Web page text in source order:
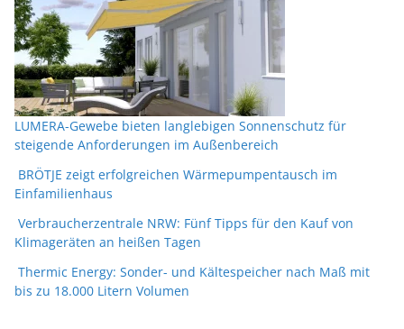
LUMERA-Gewebe bieten langlebigen Sonnenschutz für
steigende Anforderungen im Außenbereich
BRÖTJE zeigt erfolgreichen Wärmepumpentausch im
Einfamilienhaus
Verbraucherzentrale NRW: Fünf Tipps für den Kauf von
Klimageräten an heißen Tagen
Thermic Energy: Sonder- und Kältespeicher nach Maß mit
bis zu 18.000 Litern Volumen